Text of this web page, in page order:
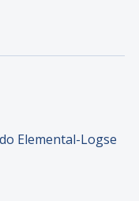
Elemental-Logse